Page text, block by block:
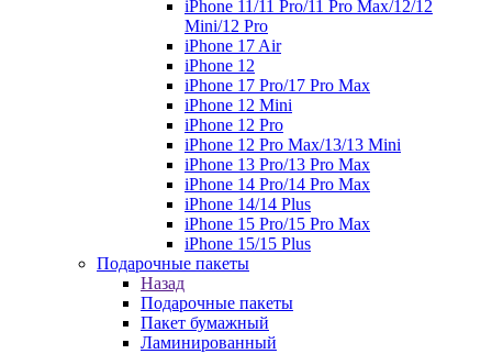
iPhone 11/11 Pro/11 Pro Max/12/12
Mini/12 Pro
iPhone 17 Air
iPhone 12
iPhone 17 Pro/17 Pro Max
iPhone 12 Mini
iPhone 12 Pro
iPhone 12 Pro Max/13/13 Mini
iPhone 13 Pro/13 Pro Max
iPhone 14 Pro/14 Pro Max
iPhone 14/14 Plus
iPhone 15 Pro/15 Pro Max
iPhone 15/15 Plus
Подарочные пакеты
Назад
Подарочные пакеты
Пакет бумажный
Ламинированный